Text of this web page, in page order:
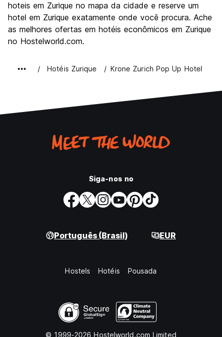
Custo-beneficio
5.4
hoteis em Zurique no mapa da cidade e reserve um
hotel em Zurique exatamente onde você procura. Ache
as melhores ofertas em hotéis econômicos em Zurique
no Hostelworld.com.
Hotéis Zurique Krone Zurich Pop Up Hotel
Siga-nos no
Português (Brasil) EUR
Hostels Hotéis Pousada
© 1999-2026 Hostelworld.com Limited